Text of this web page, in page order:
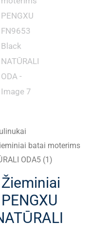
batai moterims
ODA5 (1)
Žieminiai